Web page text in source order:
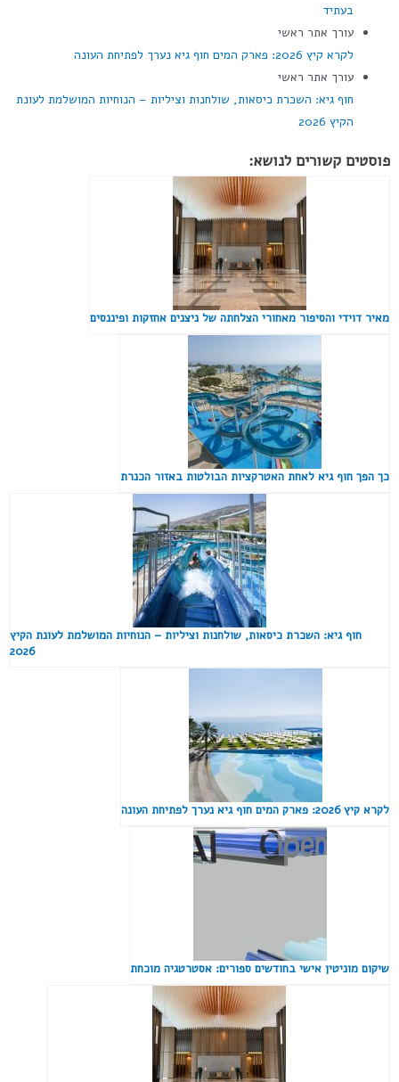
בעתיד
עורך אתר ראשי
לקרא קיץ 2026: פארק המים חוף גיא נערך לפתיחת העונה
עורך אתר ראשי
חוף גיא: השכרת כיסאות, שולחנות וציליות – הנוחיות המושלמת לעונת
הקיץ 2026
פוסטים קשורים לנושא:
מאיר דוידי והסיפור מאחורי הצלחתה של ניצנים אחזקות ופיננסים
כך הפך חוף גיא לאחת האטרקציות הבולטות באזור הכנרת
חוף גיא: השכרת כיסאות, שולחנות וציליות – הנוחיות המושלמת לעונת הקיץ
2026
לקרא קיץ 2026: פארק המים חוף גיא נערך לפתיחת העונה
שיקום מוניטין אישי בחודשים ספורים: אסטרטגיה מוכחת